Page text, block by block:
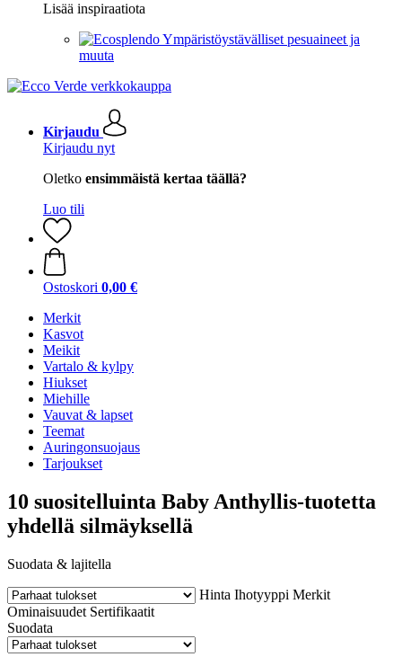
Lisää inspiraatiota
Ympäristöystävälliset pesuaineet ja
muuta
Kirjaudu
Kirjaudu nyt
Oletko ensimmäistä kertaa täällä?
Luo tili
Ostoskori 0,00 €
Merkit
Kasvot
Meikit
Vartalo & kylpy
Hiukset
Miehille
Vauvat & lapset
Teemat
Auringonsuojaus
Tarjoukset
10 suositelluinta Baby Anthyllis-tuotetta
yhdellä silmäyksellä
Suodata & lajitella
Hinta Ihotyyppi Merkit
Ominaisuudet Sertifikaatit
Suodata